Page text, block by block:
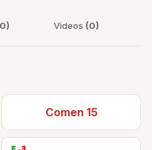
Videos (0)
Comen 15